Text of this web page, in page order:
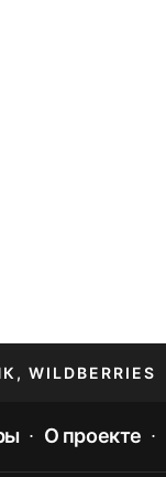
WILDBERRIES
О проекте